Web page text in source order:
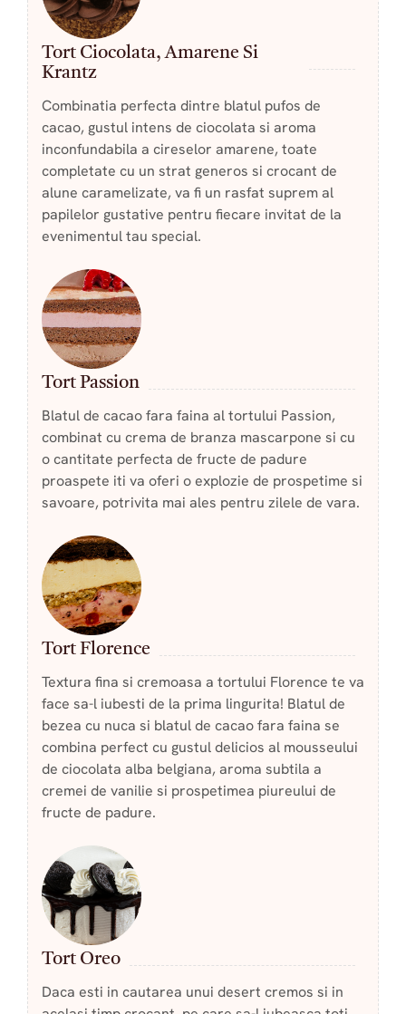
Tort Ciocolata, Amarene Si
Krantz
Combinatia perfecta dintre blatul pufos de
cacao, gustul intens de ciocolata si aroma
inconfundabila a cireselor amarene, toate
completate cu un strat generos si crocant de
alune caramelizate, va fi un rasfat suprem al
papilelor gustative pentru fiecare invitat de la
evenimentul tau special.
Tort Passion
Blatul de cacao fara faina al tortului Passion,
combinat cu crema de branza mascarpone si cu
o cantitate perfecta de fructe de padure
proaspete iti va oferi o explozie de prospetime si
savoare, potrivita mai ales pentru zilele de vara.
Tort Florence
Textura fina si cremoasa a tortului Florence te va
face sa-l iubesti de la prima lingurita! Blatul de
bezea cu nuca si blatul de cacao fara faina se
combina perfect cu gustul delicios al mousseului
de ciocolata alba belgiana, aroma subtila a
cremei de vanilie si prospetimea piureului de
fructe de padure.
Tort Oreo
Daca esti in cautarea unui desert cremos si in